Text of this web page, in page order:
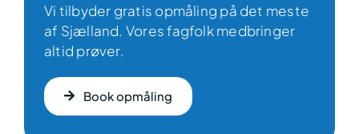
Vi tilbyder gratis opmåling på det meste
af Sjælland. Vores fagfolk medbringer
altid prøver.
Book opmåling